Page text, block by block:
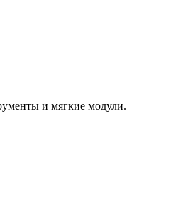
и мягкие модули.